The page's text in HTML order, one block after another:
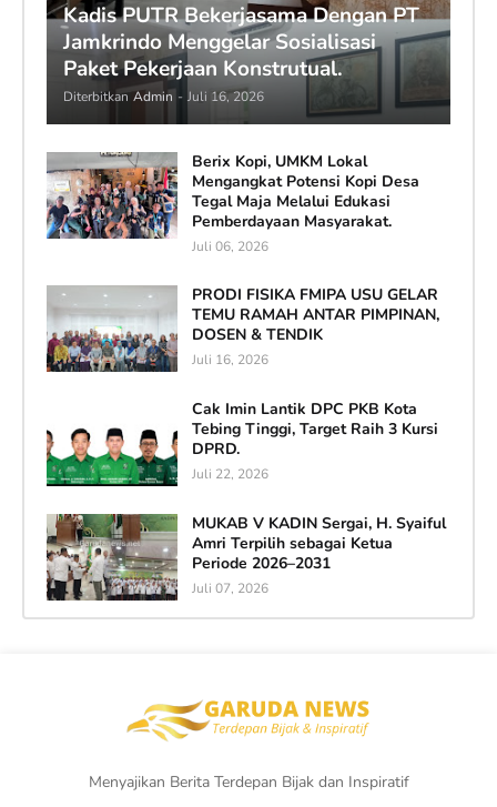
Kadis PUTR Bekerjasama Dengan PT
Jamkrindo Menggelar Sosialisasi
Paket Pekerjaan Konstrutual.
Diterbitkan Admin - Juli 16, 2026
Berix Kopi, UMKM Lokal
Mengangkat Potensi Kopi Desa
Tegal Maja Melalui Edukasi
Pemberdayaan Masyarakat.
Juli 06, 2026
PRODI FISIKA FMIPA USU GELAR
TEMU RAMAH ANTAR PIMPINAN,
DOSEN & TENDIK
Juli 16, 2026
Cak Imin Lantik DPC PKB Kota
Tebing Tinggi, Target Raih 3 Kursi
DPRD.
Juli 22, 2026
MUKAB V KADIN Sergai, H. Syaiful
Amri Terpilih sebagai Ketua
Periode 2026–2031
Juli 07, 2026
Menyajikan Berita Terdepan Bijak dan Inspiratif